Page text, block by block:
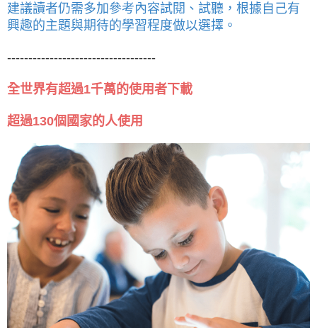
建議讀者仍需多加參考內容試閱、試聽，根據自己有
興趣的主題與期待的學習程度做以選擇。
-----------------------------------
全世界有超過1千萬的使用者下載
超過130個國家的人使用